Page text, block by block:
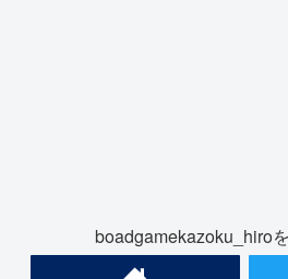
boadgamekazoku_hiro